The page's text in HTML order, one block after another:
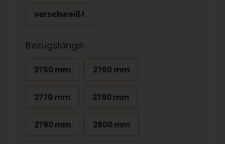
verschweißt
Bezugslänge:
2750 mm 2760 mm
2770 mm 2780 mm
2790 mm 2800 mm